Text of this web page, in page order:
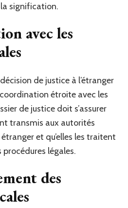
signification.
avec les
de justice à l’étranger
étroite avec les
de justice doit s’assurer
transmis aux autorités
et qu’elles les traitent
légales.
des